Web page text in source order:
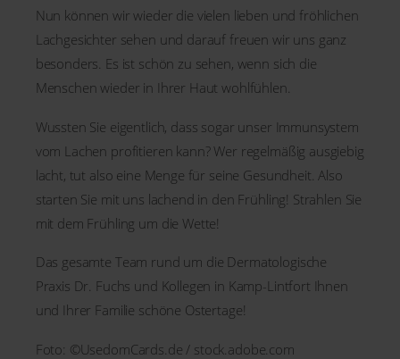
Nun können wir wieder die vielen lieben und fröhlichen
Lachgesichter sehen und darauf freuen wir uns ganz
besonders. Es ist schön zu sehen, wenn sich die
Menschen wieder in Ihrer Haut wohlfühlen.
Wussten Sie eigentlich, dass sogar unser Immunsystem
vom Lachen profitieren kann? Wer regelmäßig ausgiebig
lacht, tut also eine Menge für seine Gesundheit. Also
starten Sie mit uns lachend in den Frühling! Strahlen Sie
mit dem Frühling um die Wette!
Das gesamte Team rund um die Dermatologische
Praxis Dr. Fuchs und Kollegen in Kamp-Lintfort Ihnen
und Ihrer Familie schöne Ostertage!
Foto: ©UsedomCards.de / stock.adobe.com